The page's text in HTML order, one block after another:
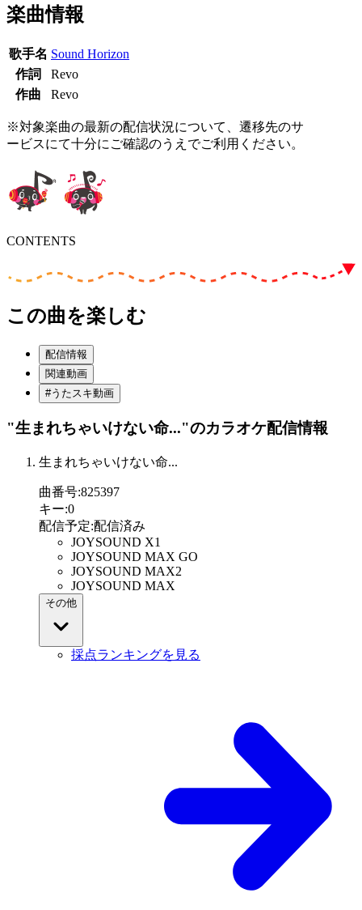
楽曲情報
歌手名 Sound Horizon
作詞
Revo
作曲
Revo
※対象楽曲の最新の配信状況について、遷移先のサ
ービスにて十分にご確認のうえでご利用ください。
CONTENTS
この曲を楽しむ
配信情報
関連動画
#うたスキ動画
"生まれちゃいけない命..."のカラオケ配信情報
生まれちゃいけない命...
曲番号:825397
キー:0
配信予定:配信済み
JOYSOUND X1
JOYSOUND MAX GO
JOYSOUND MAX2
JOYSOUND MAX
その他
採点ランキングを見る